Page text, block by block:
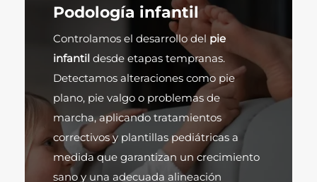
Podología infantil
Controlamos el desarrollo del pie
infantil desde etapas tempranas.
Detectamos alteraciones como pie
plano, pie valgo o problemas de
marcha, aplicando tratamientos
correctivos y plantillas pediátricas a
medida que garantizan un crecimiento
sano y una adecuada alineación